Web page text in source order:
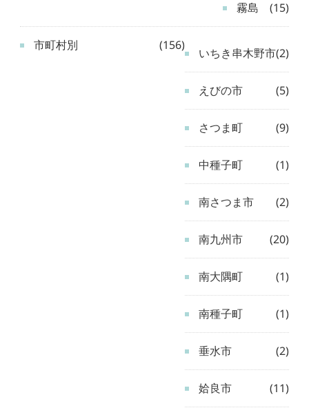
霧島 (15)
市町村別 (156)
いちき串木野市(2)
えびの市 (5)
さつま町 (9)
中種子町 (1)
南さつま市 (2)
南九州市 (20)
南大隅町 (1)
南種子町 (1)
垂水市 (2)
姶良市 (11)